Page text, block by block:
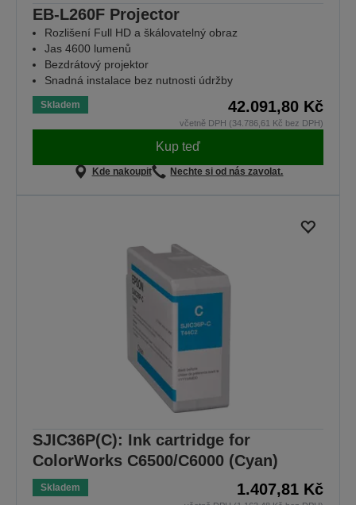
EB-L260F Projector
Rozlišení Full HD a škálovatelný obraz
Jas 4600 lumenů
Bezdrátový projektor
Snadná instalace bez nutnosti údržby
Skladem 42.091,80 Kč
včetně DPH (34.786,61 Kč bez DPH)
Kup teď
Kde nakoupit Nechte si od nás zavolat.
SJIC36P(C): Ink cartridge for
ColorWorks C6500/C6000 (Cyan)
Skladem 1.407,81 Kč